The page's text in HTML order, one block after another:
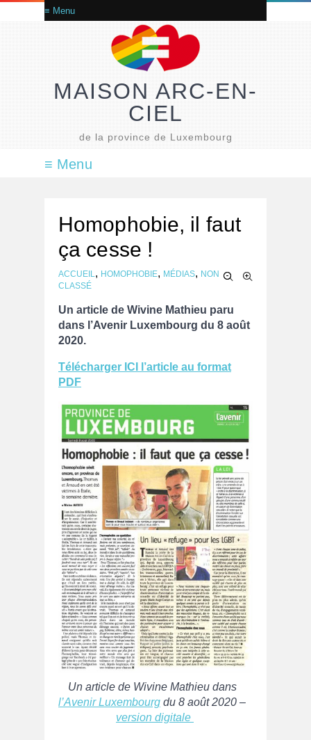
MAISON ARC-EN-
CIEL
de la province de Luxembourg
Homophobie, il faut
ça cesse !
ACCUEIL, HOMOPHOBIE, MÉDIAS, NON
CLASSÉ
Un article de Wivine Mathieu paru
dans l’Avenir Luxembourg du 8 août
2020.
Télécharger ICI l’article au format
PDF
Un article de Wivine Mathieu dans
l’Avenir Luxembourg du 8 août 2020 –
version digitale